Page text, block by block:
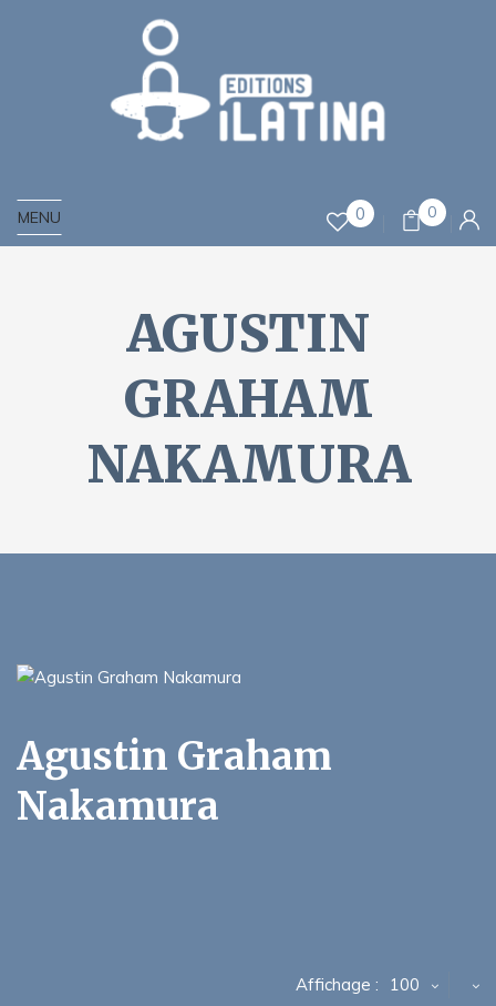
MENU 0 0
AGUSTIN
GRAHAM
NAKAMURA
Agustin Graham
Nakamura
Affichage : 100